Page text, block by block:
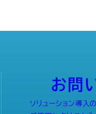
お問
ソリューション導入